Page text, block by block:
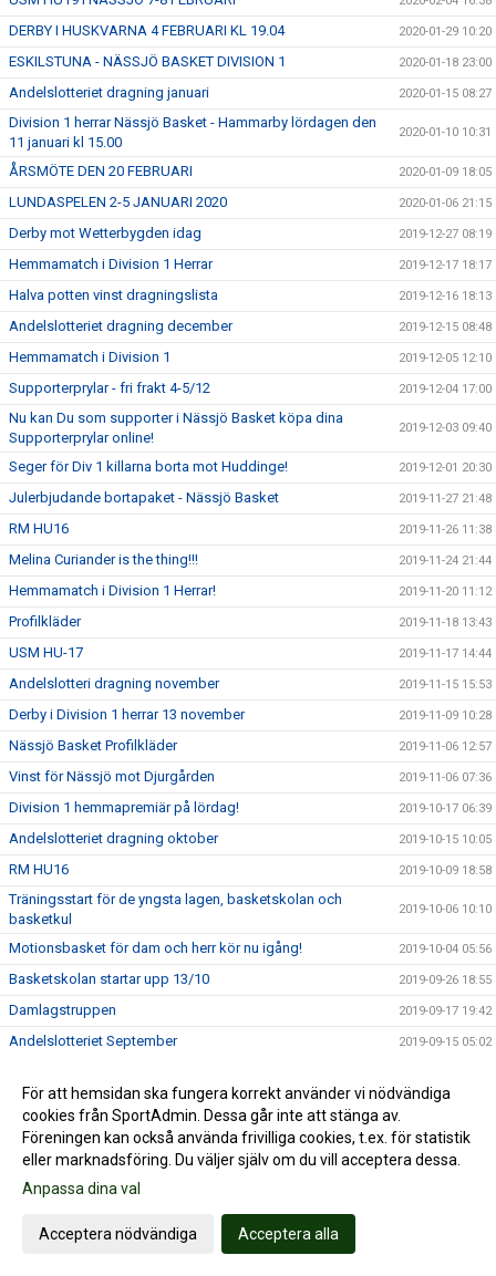
DERBY I HUSKVARNA 4 FEBRUARI KL 19.04 2020-01-29 10:20
ESKILSTUNA - NÄSSJÖ BASKET DIVISION 1 2020-01-18 23:00
Andelslotteriet dragning januari 2020-01-15 08:27
Division 1 herrar Nässjö Basket - Hammarby lördagen den
11 januari kl 15.00
2020-01-10 10:31
ÅRSMÖTE DEN 20 FEBRUARI 2020-01-09 18:05
LUNDASPELEN 2-5 JANUARI 2020 2020-01-06 21:15
Derby mot Wetterbygden idag 2019-12-27 08:19
Hemmamatch i Division 1 Herrar 2019-12-17 18:17
Halva potten vinst dragningslista 2019-12-16 18:13
Andelslotteriet dragning december 2019-12-15 08:48
Hemmamatch i Division 1 2019-12-05 12:10
Supporterprylar - fri frakt 4-5/12 2019-12-04 17:00
Nu kan Du som supporter i Nässjö Basket köpa dina
Supporterprylar online!
2019-12-03 09:40
Seger för Div 1 killarna borta mot Huddinge! 2019-12-01 20:30
Julerbjudande bortapaket - Nässjö Basket 2019-11-27 21:48
RM HU16 2019-11-26 11:38
Melina Curiander is the thing!!! 2019-11-24 21:44
Hemmamatch i Division 1 Herrar! 2019-11-20 11:12
Profilkläder 2019-11-18 13:43
USM HU-17 2019-11-17 14:44
Andelslotteri dragning november 2019-11-15 15:53
Derby i Division 1 herrar 13 november 2019-11-09 10:28
Nässjö Basket Profilkläder 2019-11-06 12:57
Vinst för Nässjö mot Djurgården 2019-11-06 07:36
Division 1 hemmapremiär på lördag! 2019-10-17 06:39
Andelslotteriet dragning oktober 2019-10-15 10:05
RM HU16 2019-10-09 18:58
Träningsstart för de yngsta lagen, basketskolan och
basketkul
2019-10-06 10:10
Motionsbasket för dam och herr kör nu igång! 2019-10-04 05:56
Basketskolan startar upp 13/10 2019-09-26 18:55
Damlagstruppen 2019-09-17 19:42
Andelslotteriet September 2019-09-15 05:02
Träningstider 2019/2020 2019-09-02 07:52
Läktarcoacherna är tillbaka, hipp hipp hurra! 2019-08-27 17:22
Bra erbjudanden från Layup 2019-08-18 08:07
Andelslotteriet augusti
Nässjöfostrade Alma Larsson & Tintin Henningson uttagna
till EM i Makedonien!!
För att hemsidan ska fungera korrekt använder vi nödvändiga
cookies från SportAdmin. Dessa går inte att stänga av.
Föreningen kan också använda frivilliga cookies, t.ex. för statistik
eller marknadsföring. Du väljer själv om du vill acceptera dessa.
Anpassa dina val
Acceptera nödvändiga Acceptera alla